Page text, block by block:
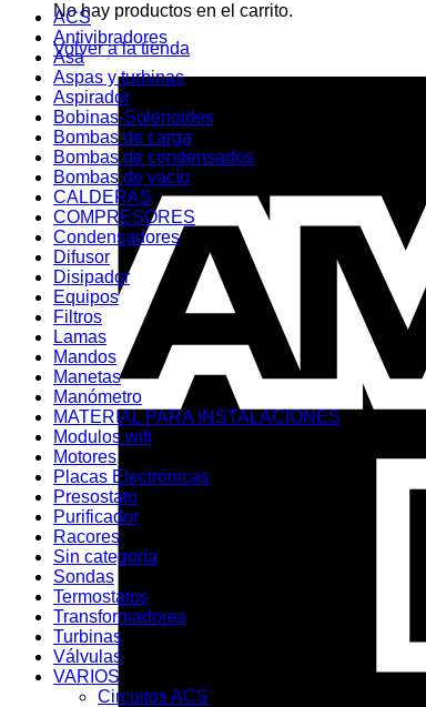
No hay productos en el carrito.
Volver a la tienda
ACS
Antivibradores
Asa
Aspas y turbinas
Aspirador
Bobinas-Solenoides
Bombas de carga
Bombas de condensados
Bombas de vacío
CALDERAS
COMPRESORES
Condensadores
Difusor
Disipador
Equipos
Filtros
Lamas
Mandos
Manetas
Manómetro
MATERIAL PARA INSTALACIONES
Modulos wifi
Motores
Placas Electrónicas
Presostato
Purificador
Racores
Sin categoría
Sondas
Termostatos
Transformadores
Turbinas
Válvulas
VARIOS
Circuitos ACS